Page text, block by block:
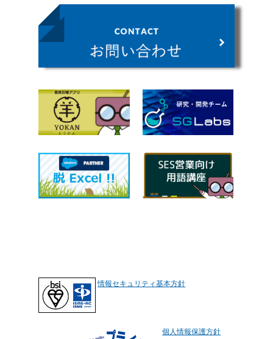
情報セキュリティ基本方針
個人情報保護方針